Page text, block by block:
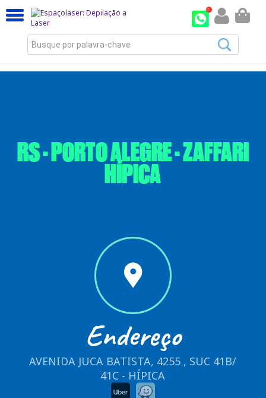
Busque por palavra-chave
RS - PORTO ALEGRE - ZAFFARI
HÍPICA
Endereço
AVENIDA JUCA BATISTA, 4255 , SUC 41B/
41C - HÍPICA